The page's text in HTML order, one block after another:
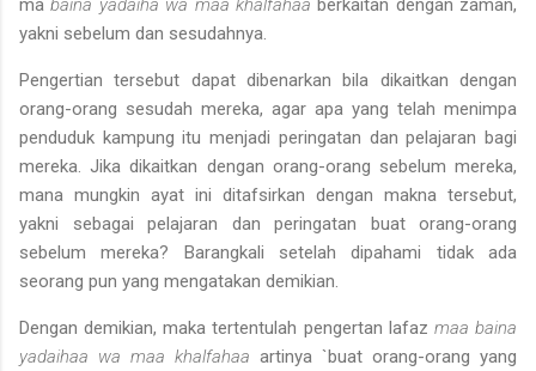
yakni sebelum dan sesudahnya.
Pengertian tersebut dapat dibenarkan bila dikaitkan dengan
orang-orang sesudah mereka, agar apa yang telah menimpa
penduduk kampung itu menjadi peringatan dan pelajaran bagi
mereka. Jika di­kaitkan dengan orang-orang sebelum mereka,
mana mungkin ayat ini ditafsirkan dengan makna tersebut,
yakni sebagai pelajaran dan pe­ringatan buat orang-orang
sebelum mereka? Barangkali setelah dipa­hami tidak ada
seorang pun yang mengatakan demikian.
Dengan demikian, maka tertentulah pengertan lafaz maa baina
yadaihaa wa maa khalfahaa artinya `buat orang-orang yang